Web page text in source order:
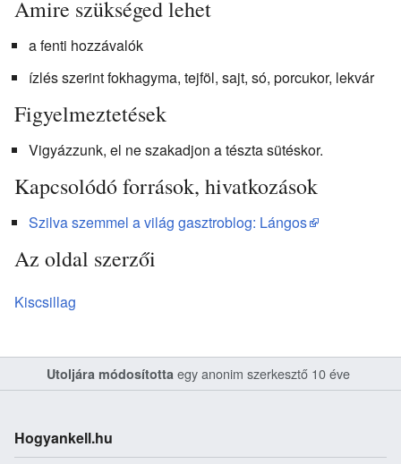
Amire szükséged lehet
a fenti hozzávalók
ízlés szerint fokhagyma, tejföl, sajt, só, porcukor, lekvár
Figyelmeztetések
Vigyázzunk, el ne szakadjon a tészta sütéskor.
Kapcsolódó források, hivatkozások
Szilva szemmel a világ gasztroblog: Lángos
Az oldal szerzői
Kiscsillag
Utoljára módosította egy anonim szerkesztő 10 éve
Hogyankell.hu